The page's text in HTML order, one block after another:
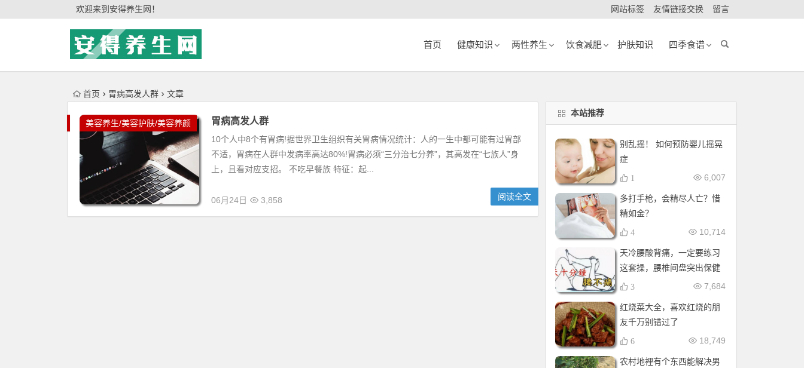
欢迎来到安得养生网！ 网站标签 友情链接交换 留言
首页 健康知识 两性养生 饮食减肥 护肤知识 四季食谱
首页 胃病高发人群 文章
美容养生/美容护肤/美容养颜 胃病高发人群
10个人中8个有胃病!据世界卫生组织有关胃病情况统计：人的一生中都可能有过胃部
不适，胃病在人群中发病率高达80%!胃病必须“三分治七分养”，其高发在“七族人”身
上，且看对应支招。 不吃早餐族 特征：起...
06月24日 3,858 阅读全文
本站推荐
别乱摇！ 如何预防婴儿摇晃
症
6,007
1
多打手枪，会精尽人亡？惜
精如金？
10,714
4
天冷腰酸背痛，一定要练习
这套操，腰椎间盘突出保健
操，全套收好！每天十分钟
7,684
3
红烧菜大全，喜欢红烧的朋
友千万别错过了
18,749
6
农村地裡有个东西能解决男